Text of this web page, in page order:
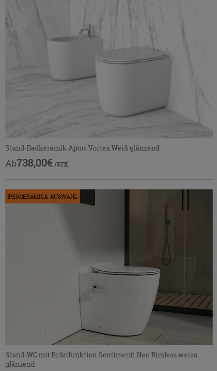
Stand-Badkeramik Aptos Vortex Weiß glänzend
Ab738,00€ /STK.
IPERCERAMICA AUSWAHL
Stand-WC mit Bidetfunktion Sentimenti Neo Rimless weiss
glänzend